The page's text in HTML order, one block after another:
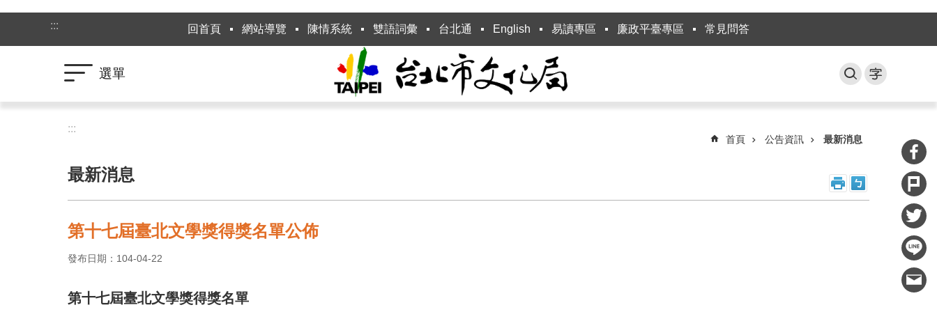
跳到主要內容區塊
:::
回首頁 網站導覽 陳情系統 雙語詞彙 台北通 English 易讀專區 廉政平臺專區 常見問答
選單
:::
首頁 公告資訊 最新消息
最新消息
第十七屆臺北文學獎得獎名單公佈
發布日期：104-04-22
第十七屆臺北文學獎得獎名單